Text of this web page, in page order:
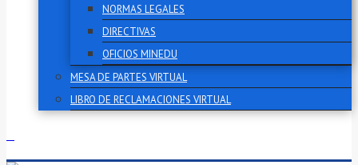
NORMAS LEGALES
DIRECTIVAS
OFICIOS MINEDU
MESA DE PARTES VIRTUAL
LIBRO DE RECLAMACIONES VIRTUAL